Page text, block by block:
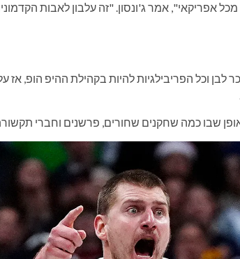
אפריקאי", אמר ג'ונסון. "זה עלבון לאבות
לבן וכל הפריבילגיות להיות בקהילת ההיפ הופ, אז
שבו כמה שחקנים שחורים, פרשנים וחברי